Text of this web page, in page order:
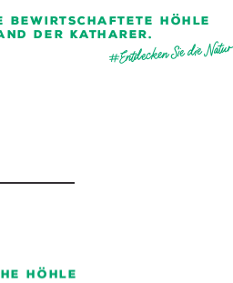
BEWIRTSCHAFTETE HÖHLE
DER KATHARER.
#Entdecken Sie die Natur
HÖHLE